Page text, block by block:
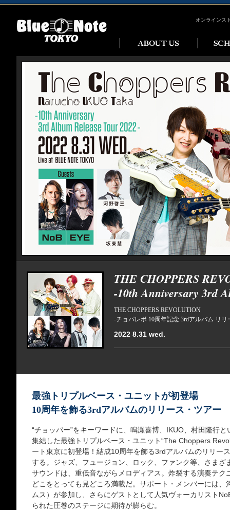
オンラインス
THE CHOPPERS
-10th Anniversary 3rd
THE CHOPPERS REVOLUTION
-チョパレボ 10周年記念 3rdアルバム リリ
2022 8.31 wed.
最強トリプルベース・ユニットが初登場
10周年を飾る3rdアルバムのリリース・ツアー
“チョッパー”をキーワードに、鳴瀬喜博、IKUO、村田隆行
集結した最強トリプルベース・ユニット“The Choppers
ート東京に初登場！結成10周年を飾る3rdアルバムのリリー
する。ジャズ、フュージョン、ロック、ファンク等、さま
サウンドは、重低音ながらメロディアス。炸裂する演奏テ
どこをとっても見どころ満載だ。サポート・メンバーには
ムス）が参加し、さらにゲストとして人気ヴォーカリスト
られた圧巻のステージに期待が膨らむ。